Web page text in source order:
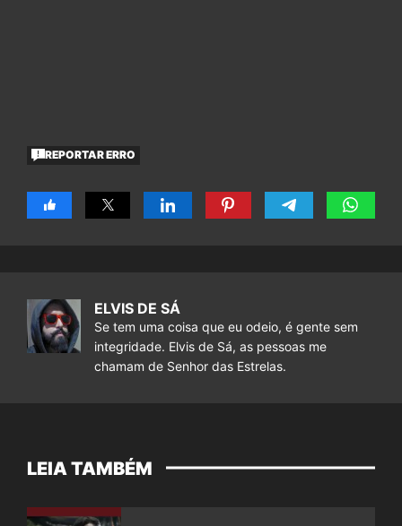
REPORTAR ERRO
ELVIS DE SÁ
Se tem uma coisa que eu odeio, é gente sem
integridade. Elvis de Sá, as pessoas me
chamam de Senhor das Estrelas.
LEIA TAMBÉM